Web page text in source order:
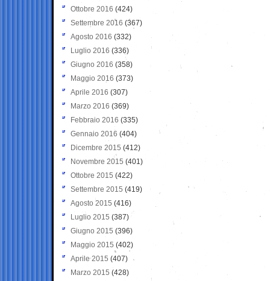
Ottobre 2016 (424)
Settembre 2016 (367)
Agosto 2016 (332)
Luglio 2016 (336)
Giugno 2016 (358)
Maggio 2016 (373)
Aprile 2016 (307)
Marzo 2016 (369)
Febbraio 2016 (335)
Gennaio 2016 (404)
Dicembre 2015 (412)
Novembre 2015 (401)
Ottobre 2015 (422)
Settembre 2015 (419)
Agosto 2015 (416)
Luglio 2015 (387)
Giugno 2015 (396)
Maggio 2015 (402)
Aprile 2015 (407)
Marzo 2015 (428)